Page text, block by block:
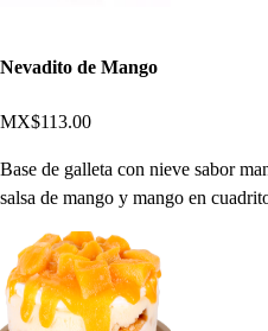
Nevadito de Mango
MX$113.00
Base de galleta con nieve sabor
salsa de mango y mango en